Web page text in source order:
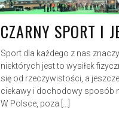
CZARNY SPORT I
Sport dla każdego z nas
niektórych jest to wysiłek
się od rzeczywistości, a
ciekawy i dochodowy sposób
W Polsce, poza […]